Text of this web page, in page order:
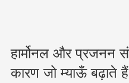
हार्मोनल और प्रजनन
कारण जो म्याऊँ बढ़ाते हैं